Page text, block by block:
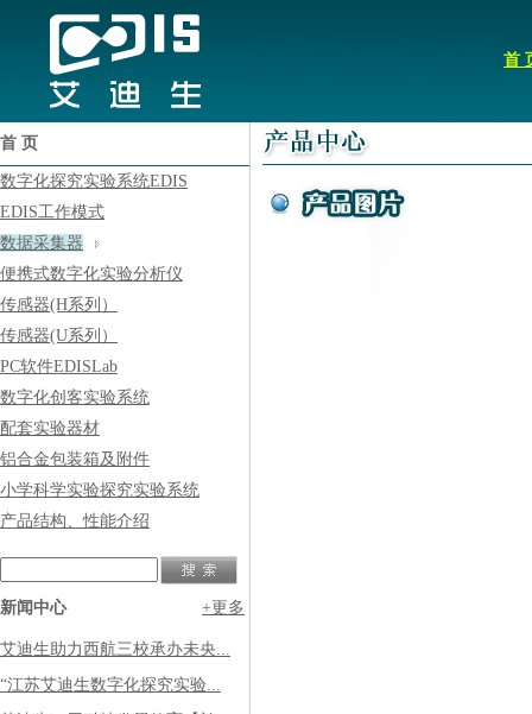
首
首 页
数字化探究实验系统EDIS
EDIS工作模式
数据采集器
便携式数字化实验分析仪
传感器(H系列）
传感器(U系列）
PC软件EDISLab
数字化创客实验系统
配套实验器材
铝合金包装箱及附件
小学科学实验探究实验系统
产品结构、性能介绍
新闻中心 +更多
艾迪生助力西航三校承办未央...
“江苏艾迪生数字化探究实验...